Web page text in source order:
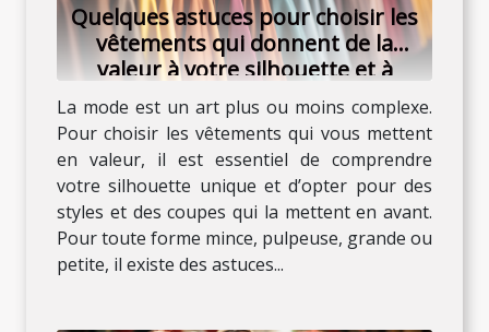
Quelques astuces pour choisir les
vêtements qui donnent de la
valeur à votre silhouette et à
votre personnalité
La mode est un art plus ou moins complexe.
Pour choisir les vêtements qui vous mettent
en valeur, il est essentiel de comprendre
votre silhouette unique et d’opter pour des
styles et des coupes qui la mettent en avant.
Pour toute forme mince, pulpeuse, grande ou
petite, il existe des astuces...